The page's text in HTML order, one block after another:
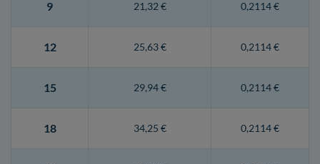
9 21,32 € 0,2114 €
12 25,63 € 0,2114 €
15 29,94 € 0,2114 €
18 34,25 € 0,2114 €